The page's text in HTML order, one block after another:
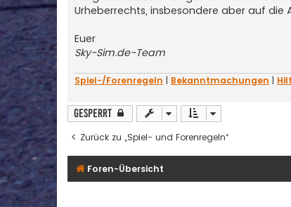
Urheberrechts, insbesondere aber auf die
Euer
Sky-Sim.de-Team
Spiel-/Forenregeln | Bekanntmachungen |
Gesperrt
Zurück zu „Spiel- und Forenregeln“
Foren-Übersicht